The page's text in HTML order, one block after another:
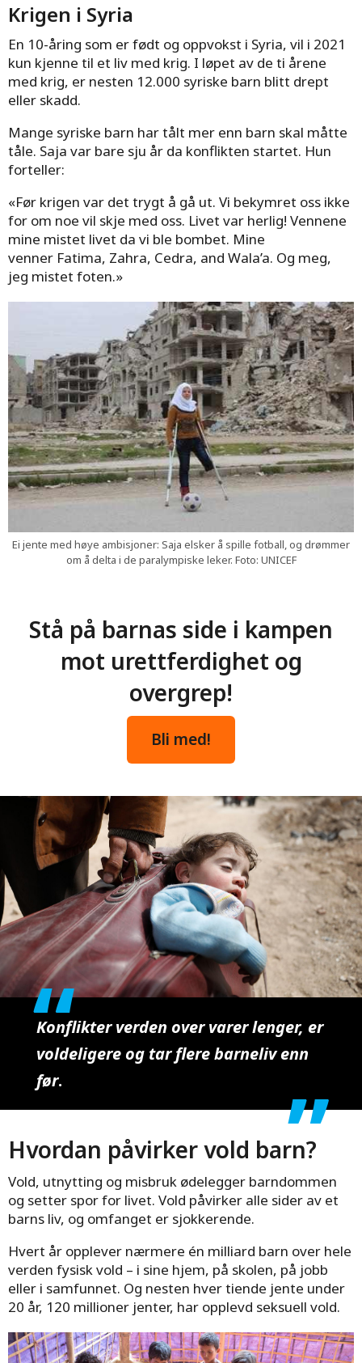
Krigen i Syria
En 10-åring som er født og oppvokst i Syria, vil i 2021
kun kjenne til et liv med krig. I løpet av de ti årene
med krig, er nesten 12.000 syriske barn blitt drept
eller skadd.
Mange syriske barn har tålt mer enn barn skal måtte
tåle. Saja var bare sju år da konflikten startet. Hun
forteller:
«Før krigen var det trygt å gå ut. Vi bekymret oss ikke
for om noe vil skje med oss. Livet var herlig! Vennene
mine mistet livet da vi ble bombet. Mine
venner Fatima, Zahra, Cedra, and Wala’a. Og meg,
jeg mistet foten.»
Ei jente med høye ambisjoner: Saja elsker å spille fotball, og drømmer
om å delta i de paralympiske leker. Foto: UNICEF
Stå på barnas side i kampen
mot urettferdighet og
overgrep!
Bli med!
Konflikter verden over varer lenger, er
voldeligere og tar flere barneliv enn
før.
Hvordan påvirker vold barn?
Vold, utnytting og misbruk ødelegger barndommen
og setter spor for livet. Vold påvirker alle sider av et
barns liv, og omfanget er sjokkerende.
Hvert år opplever nærmere én milliard barn over hele
verden fysisk vold – i sine hjem, på skolen, på jobb
eller i samfunnet. Og nesten hver tiende jente under
20 år, 120 millioner jenter, har opplevd seksuell vold.